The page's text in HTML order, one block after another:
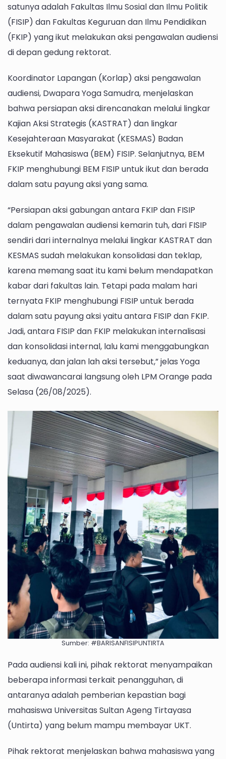
satunya adalah Fakultas Ilmu Sosial dan Ilmu Politik
(FISIP) dan Fakultas Keguruan dan Ilmu Pendidikan
(FKIP) yang ikut melakukan aksi pengawalan audiensi
di depan gedung rektorat.
Koordinator Lapangan (Korlap) aksi pengawalan
audiensi, Dwapara Yoga Samudra, menjelaskan
bahwa persiapan aksi direncanakan melalui lingkar
Kajian Aksi Strategis (KASTRAT) dan lingkar
Kesejahteraan Masyarakat (KESMAS) Badan
Eksekutif Mahasiswa (BEM) FISIP. Selanjutnya, BEM
FKIP menghubungi BEM FISIP untuk ikut dan berada
dalam satu payung aksi yang sama.
“Persiapan aksi gabungan antara FKIP dan FISIP
dalam pengawalan audiensi kemarin tuh, dari FISIP
sendiri dari internalnya melalui lingkar KASTRAT dan
KESMAS sudah melakukan konsolidasi dan teklap,
karena memang saat itu kami belum mendapatkan
kabar dari fakultas lain. Tetapi pada malam hari
ternyata FKIP menghubungi FISIP untuk berada
dalam satu payung aksi yaitu antara FISIP dan FKIP.
Jadi, antara FISIP dan FKIP melakukan internalisasi
dan konsolidasi internal, lalu kami menggabungkan
keduanya, dan jalan lah aksi tersebut,” jelas Yoga
saat diwawancarai langsung oleh LPM Orange pada
Selasa (26/08/2025).
Sumber: #BARISANFISIPUNTIRTA
Pada audiensi kali ini, pihak rektorat menyampaikan
beberapa informasi terkait penangguhan, di
antaranya adalah pemberian kepastian bagi
mahasiswa Universitas Sultan Ageng Tirtayasa
(Untirta) yang belum mampu membayar UKT.
Pihak rektorat menjelaskan bahwa mahasiswa yang